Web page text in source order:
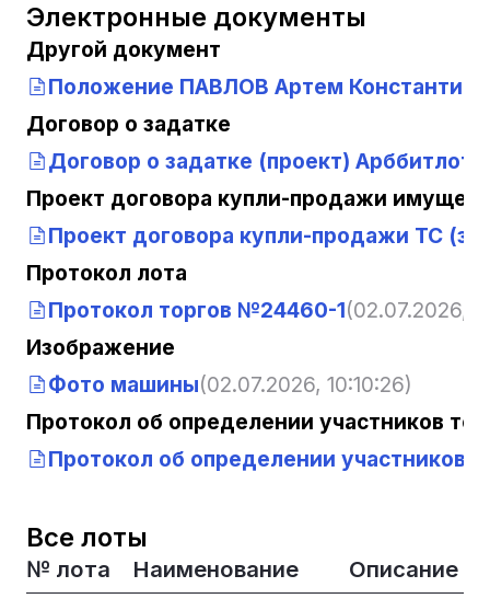
Электронные документы
Другой документ
Положение ПАВЛОВ Артем
Договор о задатке
Договор о задатке (проект) Арббитлот
Проект договора купли-продажи
Проект договора купли-продажи ТС
Протокол лота
Протокол торгов №24460-1(02.07.2026,
Изображение
Фото машины(02.07.2026, 10:10:26)
Протокол об определении участников
Протокол об определении участников
Все лоты
№ лота Наименование Описание